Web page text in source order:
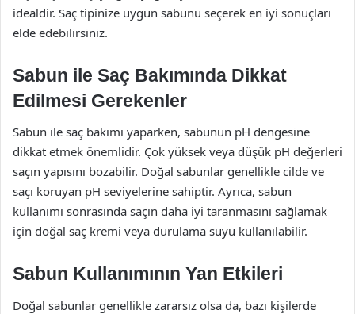
idealdir. Saç tipinize uygun sabunu seçerek en iyi sonuçları
elde edebilirsiniz.
Sabun ile Saç Bakımında Dikkat
Edilmesi Gerekenler
Sabun ile saç bakımı yaparken, sabunun pH dengesine
dikkat etmek önemlidir. Çok yüksek veya düşük pH değerleri
saçın yapısını bozabilir. Doğal sabunlar genellikle cilde ve
saçı koruyan pH seviyelerine sahiptir. Ayrıca, sabun
kullanımı sonrasında saçın daha iyi taranmasını sağlamak
için doğal saç kremi veya durulama suyu kullanılabilir.
Sabun Kullanımının Yan Etkileri
Doğal sabunlar genellikle zararsız olsa da, bazı kişilerde